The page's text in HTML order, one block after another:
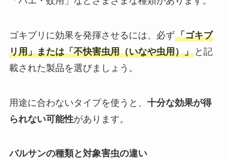
ゴキブリに効果を発揮させるには、必ず「ゴキブ
リ用」または「不快害虫用（いなや虫用）」と記
載された製品を選びましょう。
用途に合わないタイプを使うと、 十分な効果が得
られない可能性があります。
バルサンの種類と対象害虫の違い